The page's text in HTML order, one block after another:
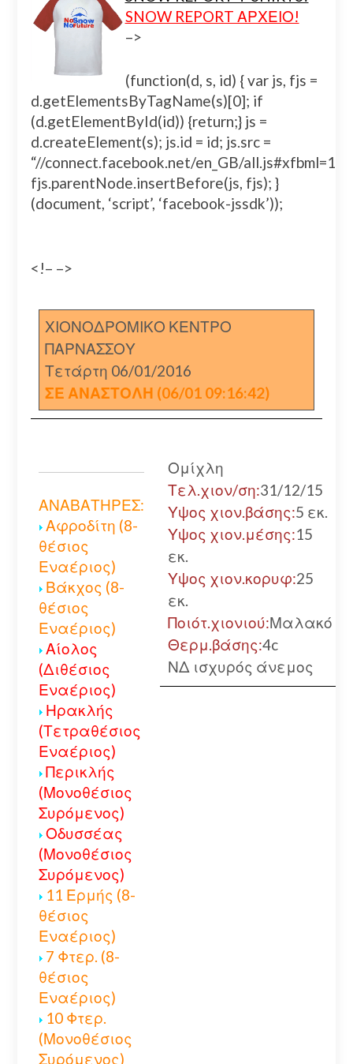
SNOW REPORT ΑΡΧΕΙΟ!
–>
(function(d, s, id) { var js, fjs =
d.getElementsByTagName(s)[0]; if
(d.getElementById(id)) {return;} js =
d.createElement(s); js.id = id; js.src =
“//connect.facebook.net/en_GB/
fjs.parentNode.insertBefore(js, fjs); }
(document, ‘script’, ‘facebook-jssdk’));
<!– –>
ΧΙΟΝΟΔΡΟΜΙΚΟ ΚΕΝΤΡΟ
ΠΑΡΝΑΣΣΟΥ
Τετάρτη 06/01/2016
ΣΕ ΑΝΑΣΤΟΛΗ (06/01 09:16:42)
ΑΝΑΒΑΤΗΡΕΣ:
Αφροδίτη (8-
θέσιος
Εναέριος)
Βάκχος (8-
θέσιος
Εναέριος)
Αίολος
(Διθέσιος
Εναέριος)
Ηρακλής
(Τετραθέσιος
Εναέριος)
Περικλής
(Μονοθέσιος
Συρόμενος)
Οδυσσέας
(Μονοθέσιος
Συρόμενος)
11 Ερμής (8-
θέσιος
Εναέριος)
7 Φτερ. (8-
θέσιος
Εναέριος)
10 Φτερ.
(Μονοθέσιος
Συρόμενος)
Ομίχλη
Τελ.χιον/ση:31/12/15
Υψος χιον.βάσης:5 εκ.
Υψος χιον.μέσης:15
εκ.
Υψος χιον.κορυφ:25
εκ.
Ποιότ.χιονιού:Μαλακό
Θερμ.βάσης:4c
ΝΔ ισχυρός άνεμος